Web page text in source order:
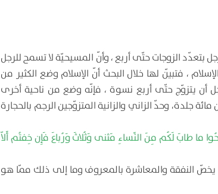
بتعدّد الزوجات حتّى أربع ، وأنّ المسيحيّة لا تسمح للرجل
، فتبيّن لها خلال البحث أنّ الإسلام وضع الكثير من
أن يتزوّج حتّى أربع نسوة ، فإنّه وضع من ناحية أخرى
جلدة، وحدّ الزاني والزانية المتزوّجين الرجم بالحجارة
ما طابَ لَكُم مِنَ النِّساءِ مَثنى وَثُلاثَ وَرُباعَ فَإِن خِفتُم أَلاّ
يخصّ النفقة والمعاشرة بالمعروف وما إلى ذلك ممّا هو